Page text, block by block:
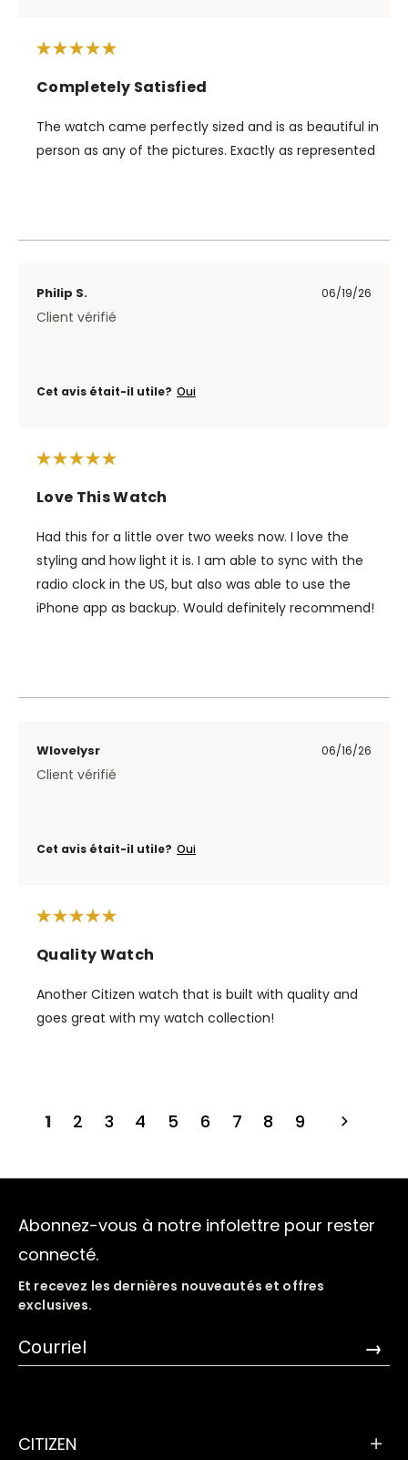
Completely Satisfied
The watch came perfectly sized and is as beautiful in
person as any of the pictures. Exactly as represented
Philip S. 06/19/26
Client vérifié
Cet avis était-il utile? Oui
Love This Watch
Had this for a little over two weeks now. I love the
styling and how light it is. I am able to sync with the
radio clock in the US, but also was able to use the
iPhone app as backup. Would definitely recommend!
Wlovelysr 06/16/26
Client vérifié
Cet avis était-il utile? Oui
Quality Watch
Another Citizen watch that is built with quality and
goes great with my watch collection!
1 2 3 4 5 6 7 8 9
Abonnez-vous à notre infolettre pour rester
connecté.
Et recevez les dernières nouveautés et offres
exclusives.
→
CITIZEN